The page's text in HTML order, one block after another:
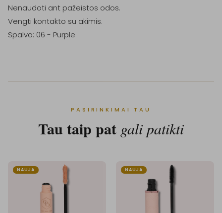
Nenaudoti ant pažeistos odos.
Vengti kontakto su akimis.
PASIRINKIMAI TAU
Tau taip pat gali patikti
NAUJA NAUJA